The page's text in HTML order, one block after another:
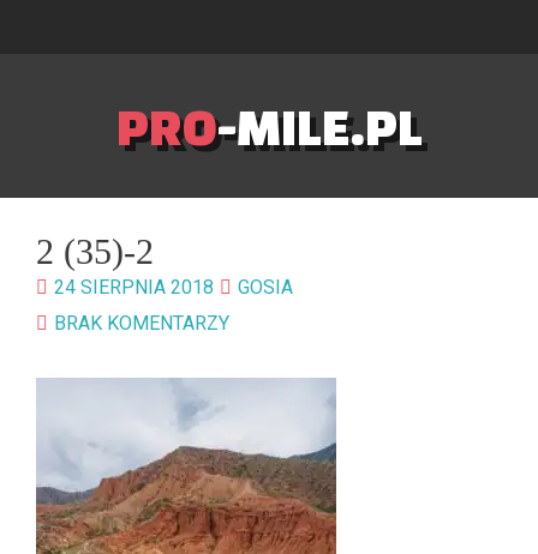
PRO-MILE.PL
2 (35)-2
24 SIERPNIA 2018
GOSIA
BRAK KOMENTARZY